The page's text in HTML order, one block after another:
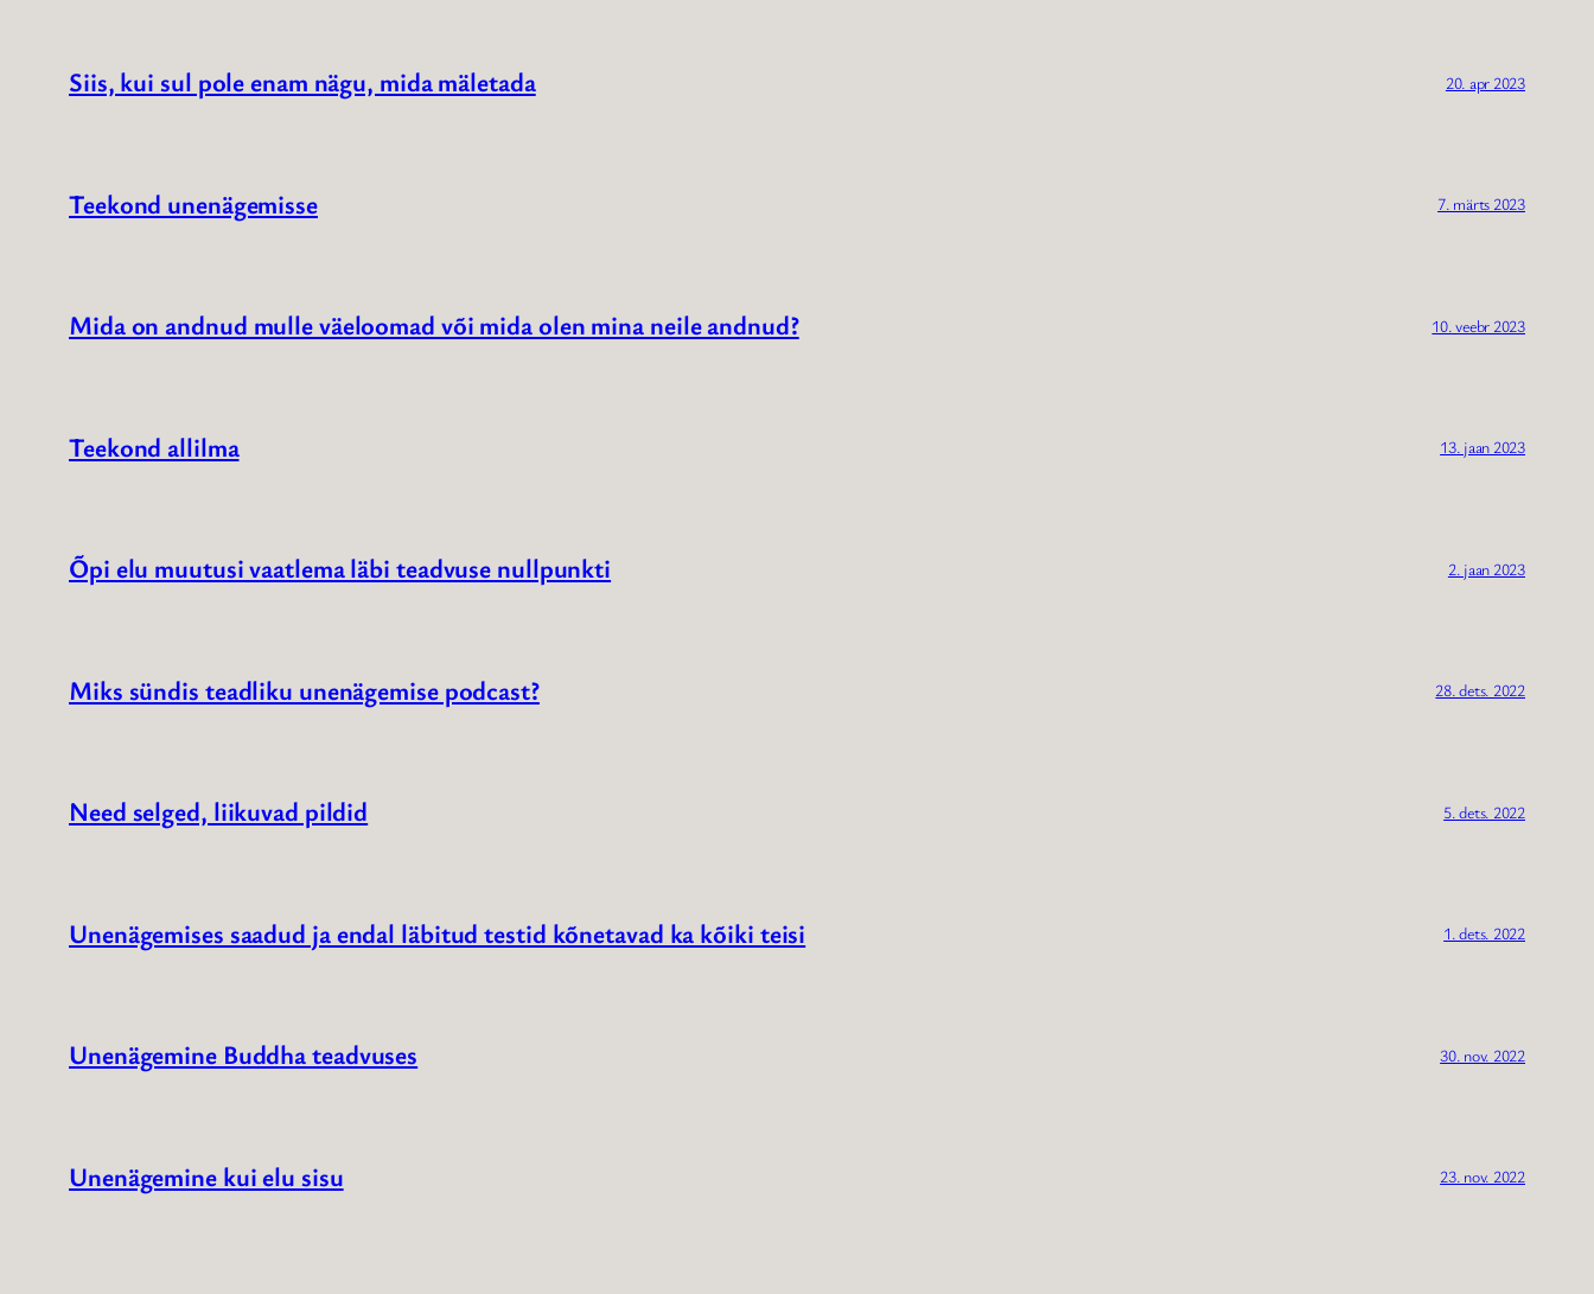
Siis, kui sul pole enam nägu, mida mäletada 20. apr 2023
Teekond unenägemisse 7. märts 2023
Mida on andnud mulle väeloomad või mida olen mina neile andnud? 10. veebr 2023
Teekond allilma 13. jaan 2023
Õpi elu muutusi vaatlema läbi teadvuse nullpunkti 2. jaan 2023
Miks sündis teadliku unenägemise podcast? 28. dets. 2022
Need selged, liikuvad pildid 5. dets. 2022
Unenägemises saadud ja endal läbitud testid kõnetavad ka kõiki teisi 1. dets. 2022
Unenägemine Buddha teadvuses 30. nov. 2022
Unenägemine kui elu sisu 23. nov. 2022